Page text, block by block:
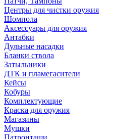
Центры для чистки оружия
Шомпола
Аксессуары для оружия
Антабки
Дульные насадки
Бланки ствола
Затыльники
ДТК и пламегасители
Кейсы
Кобуры
Комплектующие
Краска для оружия
Магазины
Мушки
Патронташи